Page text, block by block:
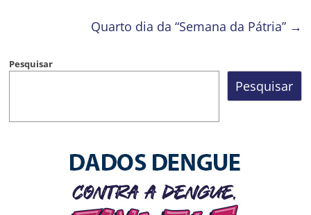
Quarto dia da “Semana da Pátria” →
Pesquisar
Pesquisar